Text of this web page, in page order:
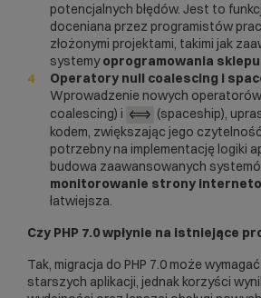
potencjalnych błędów. Jest to
doceniana przez programistów
złożonymi projektami, takimi jak
systemyoprogramowania
Operatory null coalescing i
Wprowadzenie nowych
coalescing) i <=> (spaceship),
kodem, zwiększając jego
potrzebny na implementację logiki
budowa zaawansowanych
monitorowanie strony
łatwiejsza.
Czy PHP 7.0 wpłynie na istniejące
Tak, migracja do PHP 7.0 może
starszych aplikacji, jednak korzyści